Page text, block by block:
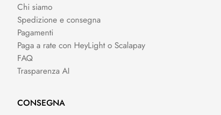
Chi siamo
Spedizione e consegna
Pagamenti
Paga a rate con HeyLight o Scalapay
FAQ
Trasparenza AI
CONSEGNA